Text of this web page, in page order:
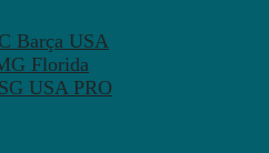
Barça USA
Florida
USA PRO